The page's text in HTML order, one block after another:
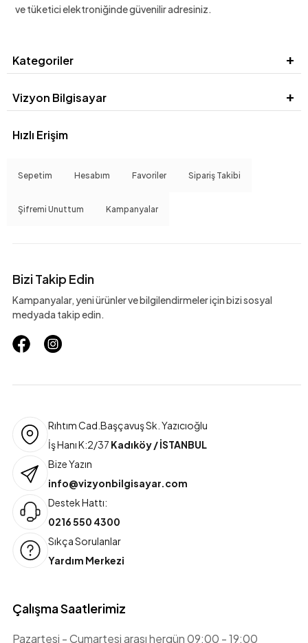
ve tüketici elektroniğinde güvenilir adresiniz.
Kategoriler
Vizyon Bilgisayar
Hızlı Erişim
Sepetim Hesabım Favoriler Sipariş Takibi
Şifremi Unuttum Kampanyalar
Bizi Takip Edin
Kampanyalar, yeni ürünler ve bilgilendirmeler için bizi sosyal
medyada takip edin.
Rıhtım Cad.Başçavuş Sk. Yazıcıoğlu
İş Hanı K:2/37 Kadıköy / İSTANBUL
Bize Yazın
info@vizyonbilgisayar.com
Destek Hattı:
0216 550 4300
Sıkça Sorulanlar
Yardım Merkezi
Çalışma Saatlerimiz
Pazartesi - Cumartesi arası hergün 09:00 - 19:00